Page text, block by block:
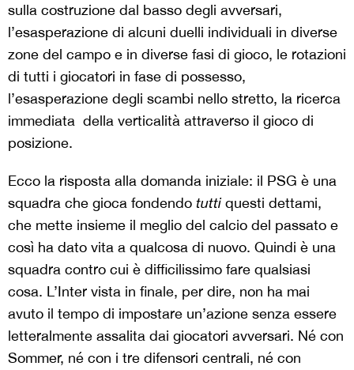
sulla costruzione dal basso degli avversari,
l’esasperazione di alcuni duelli individuali in diverse
zone del campo e in diverse fasi di gioco, le rotazioni
di tutti i giocatori in fase di possesso,
l’esasperazione degli scambi nello stretto, la ricerca
immediata della verticalità attraverso il gioco di
posizione.
Ecco la risposta alla domanda iniziale: il PSG è una
squadra che gioca fondendo tutti questi dettami,
che mette insieme il meglio del calcio del passato e
così ha dato vita a qualcosa di nuovo. Quindi è una
squadra contro cui è difficilissimo fare qualsiasi
cosa. L’Inter vista in finale, per dire, non ha mai
avuto il tempo di impostare un’azione senza essere
letteralmente assalita dai giocatori avversari. Né con
Sommer, né con i tre difensori centrali, né con